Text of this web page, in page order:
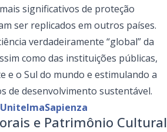
significativos de proteção
ser replicados em outros países.
verdadeiramente “global” da
como das instituições públicas,
e o Sul do mundo e estimulando a
de desenvolvimento sustentável.
UnitelmaSapienza
e Patrimônio Cultural